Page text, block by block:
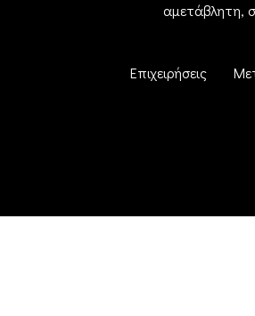
αμετάβλητη,
Επιχειρήσεις